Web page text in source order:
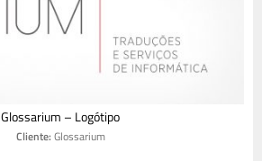
Glossarium – Logótipo
Cliente: Glossarium